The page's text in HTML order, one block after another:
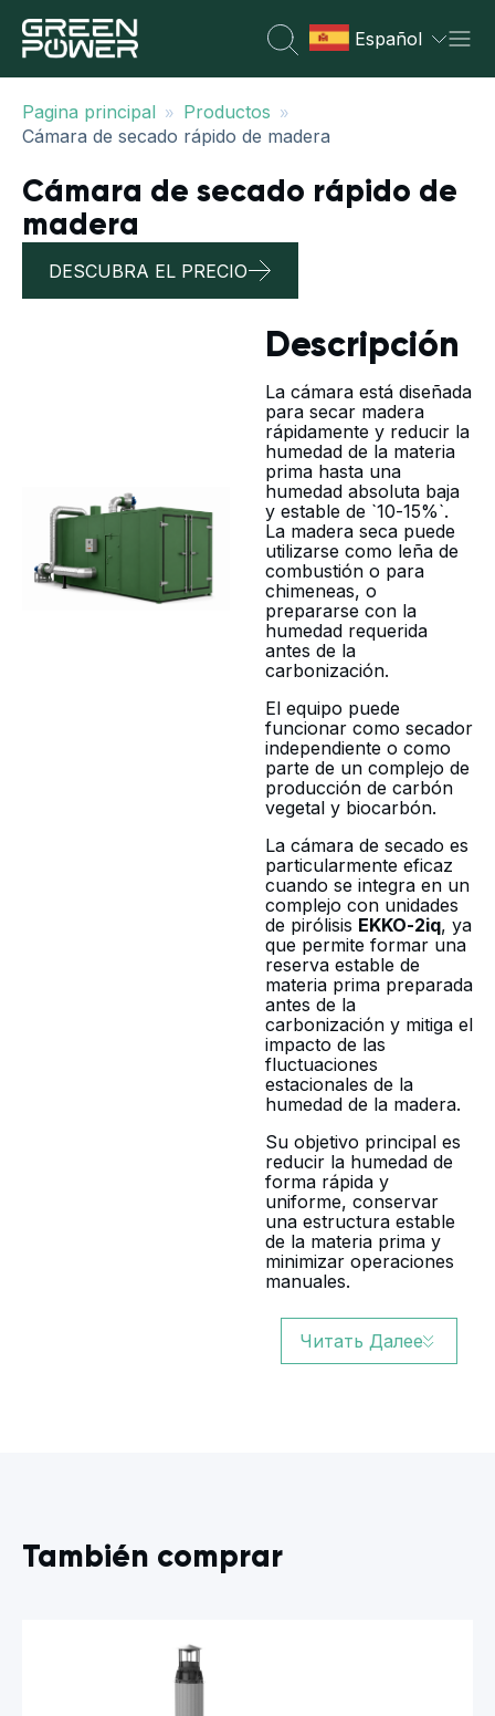
Español
Pagina principal » Productos »
Cámara de secado rápido de madera
Cámara de secado rápido de
madera
DESCUBRA EL PRECIO
Descripción
La cámara está diseñada
para secar madera
rápidamente y reducir la
humedad de la materia
prima hasta una
humedad absoluta baja
y estable de `10-15%`.
La madera seca puede
utilizarse como leña de
combustión o para
chimeneas, o
prepararse con la
humedad requerida
antes de la
carbonización.
El equipo puede
funcionar como secador
independiente o como
parte de un complejo de
producción de carbón
vegetal y biocarbón.
La cámara de secado es
particularmente eficaz
cuando se integra en un
complejo con unidades
de pirólisis EKKO-2iq, ya
que permite formar una
reserva estable de
materia prima preparada
antes de la
carbonización y mitiga el
impacto de las
fluctuaciones
estacionales de la
humedad de la madera.
Su objetivo principal es
reducir la humedad de
forma rápida y
uniforme, conservar
una estructura estable
de la materia prima y
minimizar operaciones
manuales.
Читать Далее
También comprar